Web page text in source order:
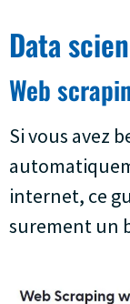
Data
Web
Si vous avez
internet, ce
surement un